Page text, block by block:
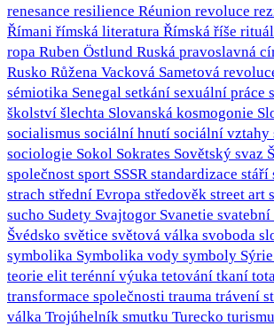
renesance resilience Réunion revoluce
Římani římská literatura Římská říše rituál
ropa Ruben Östlund Ruská pravoslavná
Rusko Růžena Vacková Sametová
sémiotika Senegal setkání sexuální práce
školství šlechta Slovanská kosmogonie
socialismus sociální hnutí sociální vztahy
sociologie Sokol Sokrates Sovětský svaz
společnost sport SSSRstandardizace stáří
strach střední Evropa středověk street art
sucho Sudety Svajtogor Svanetie
Švédsko světice světová válka svoboda
symbolika Symbolika vody symboly Sýrie
teorie elit terénní výuka tetování tkaní
transformace společnosti trauma trávení
válka Trojúhelník smutku Turecko